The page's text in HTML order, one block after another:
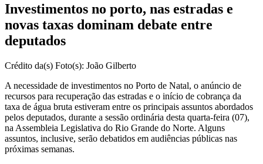
Investimentos no porto, nas estradas e
novas taxas dominam debate entre
deputados
Crédito da(s) Foto(s): João Gilberto
A necessidade de investimentos no Porto de Natal, o anúncio de
recursos para recuperação das estradas e o início de cobrança da
taxa de água bruta estiveram entre os principais assuntos abordados
pelos deputados, durante a sessão ordinária desta quarta-feira (07),
na Assembleia Legislativa do Rio Grande do Norte. Alguns
assuntos, inclusive, serão debatidos em audiências públicas nas
próximas semanas.